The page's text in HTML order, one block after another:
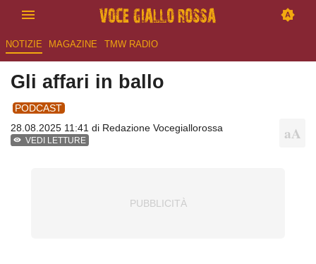
NOTIZIE MAGAZINE TMW RADIO
Gli affari in ballo
PODCAST
28.08.2025 11:41 di Redazione Vocegiallorossa
VEDI LETTURE